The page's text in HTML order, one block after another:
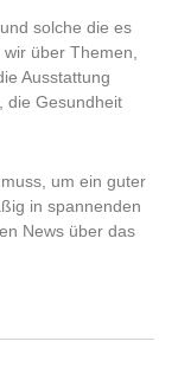
solche die es
über Themen,
Ausstattung
die Gesundheit
um ein guter
in spannenden
News über das